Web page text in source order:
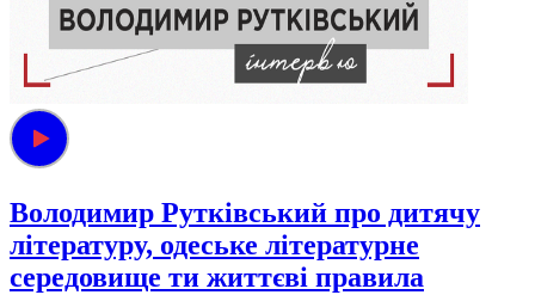
Володимир Рутківський про дитячу
літературу, одеське літературне
середовище ти життєві правила